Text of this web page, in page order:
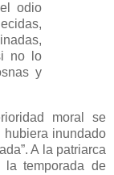
odio
no lo
y
moral se
hubiera inundado
A la patriarca
temporada de